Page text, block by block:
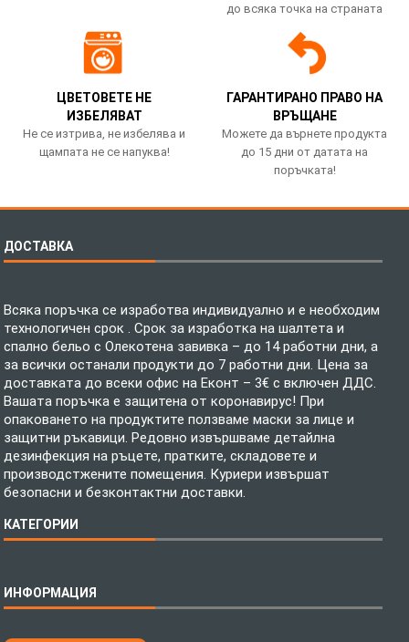
до всяка точка на страната
ЦВЕТОВЕТЕ НЕ
ИЗБЕЛЯВАТ
Не се изтрива, не избелява и
щампата не се напуква!
ГАРАНТИРАНО ПРАВО НА
ВРЪЩАНЕ
Можете да върнете продукта
до 15 дни от датата на
поръчката!
ДОСТАВКА
Всяка поръчка се изработва индивидуално и е необходим
технологичен срок . Срок за изработка на шалтета и
спално бельо с Олекотена завивка – до 14 работни дни, а
за всички останали продукти до 7 работни дни. Цена за
доставката до всеки офис на Еконт – 3€ с включен ДДС.
Вашата поръчка е защитена от коронавирус! При
опаковането на продуктите ползваме маски за лице и
защитни ръкавици. Редовно извършваме детайлна
дезинфекция на ръцете, пратките, складовете и
производстжените помещения. Куриери извършат
безопасни и безконтактни доставки.
КАТЕГОРИИ
Бебешки спални комплекти
ИНФОРМАЦИЯ